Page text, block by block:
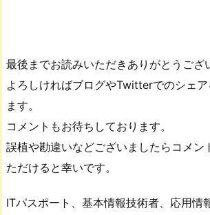
最後までお読みいただきありがとうござ
よろしければブログやTwitterでのシェア
ます。
コメントもお待ちしております。
誤植や勘違いなどございましたらコメン
ただけると幸いです。
ITパスポート、基本情報技術者、応用情